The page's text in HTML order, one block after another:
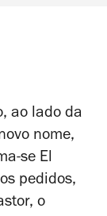
ao lado da
nome,
se El
pedidos,
o